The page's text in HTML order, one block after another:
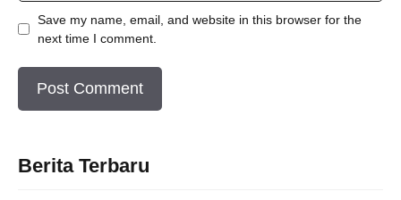
Save my name, email, and website in this browser for the
next time I comment.
Berita Terbaru